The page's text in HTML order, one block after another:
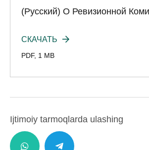
(Русский) О Ревизионной
СКАЧАТЬ
PDF, 1 MB
Ijtimoiy tarmoqlarda ulashing